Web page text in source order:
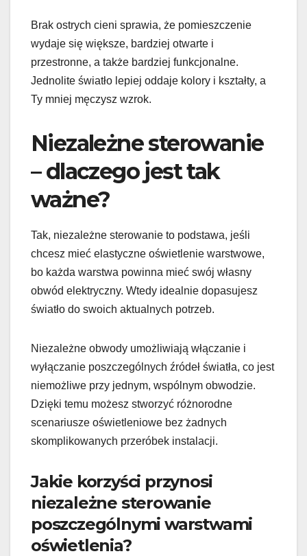
Brak ostrych cieni sprawia, że pomieszczenie
wydaje się większe, bardziej otwarte i
przestronne, a także bardziej funkcjonalne.
Jednolite światło lepiej oddaje kolory i kształty, a
Ty mniej męczysz wzrok.
Niezależne sterowanie
– dlaczego jest tak
ważne?
Tak, niezależne sterowanie to podstawa, jeśli
chcesz mieć elastyczne oświetlenie warstwowe,
bo każda warstwa powinna mieć swój własny
obwód elektryczny. Wtedy idealnie dopasujesz
światło do swoich aktualnych potrzeb.
Niezależne obwody umożliwiają włączanie i
wyłączanie poszczególnych źródeł światła, co jest
niemożliwe przy jednym, wspólnym obwodzie.
Dzięki temu możesz stworzyć różnorodne
scenariusze oświetleniowe bez żadnych
skomplikowanych przeróbek instalacji.
Jakie korzyści przynosi
niezależne sterowanie
poszczególnymi warstwami
oświetlenia?